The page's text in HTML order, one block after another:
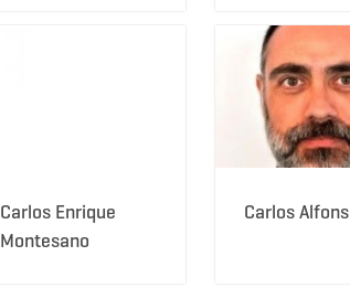
Carlos Enrique
Montesano
Carlos